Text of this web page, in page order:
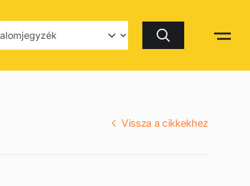
Keresés
Vissza a cikkekhez